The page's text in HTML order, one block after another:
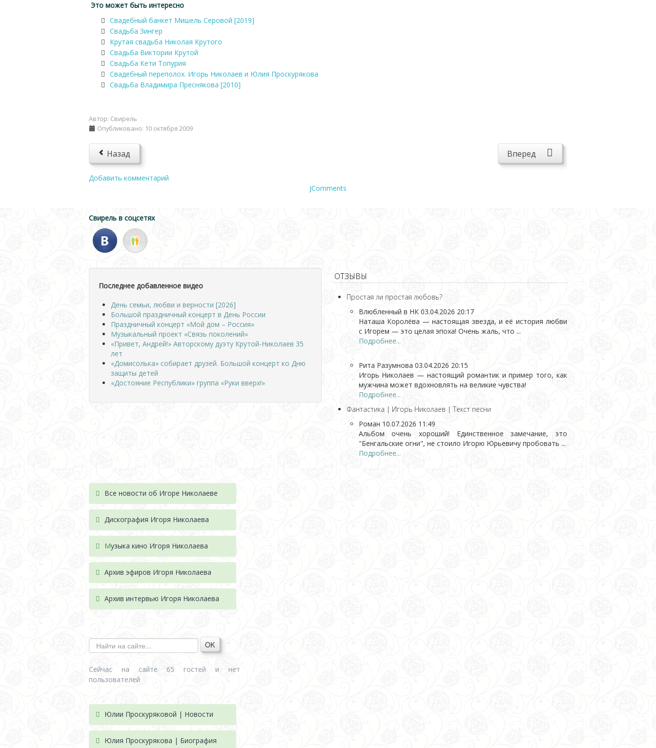
Это может быть интересно
Свадебный банкет Мишель Серовой [2019]
Свадьба Зингер
Крутая свадьба Николая Крутого
Свадьба Виктории Крутой
Свадьба Кети Топурия
Свадебный переполох. Игорь Николаев и Юлия Проскурякова
Свадьба Владимира Преснякова [2010]
Автор: Свирель
Опубликовано: 10 октября 2009
Назад Вперед
Добавить комментарий
JComments
Свирель в соцсетях
Последнее добавленное видео
День семьи, любви и верности [2026]
Большой праздничный концерт в День России
Праздничный концерт «Мой дом – Россия»
Музыкальный проект «Связь поколений»
«Привет, Андрей!» Авторскому дуэту Крутой-Николаев 35
лет
«Домисолька» собирает друзей. Большой концерт ко Дню
защиты детей
«Достояние Республики» группа «Руки вверх!»
ОТЗЫВЫ
Простая ли простая любовь?
Влюбленный в НК 03.04.2026 20:17
Наташа Королёва — настоящая звезда, и её история любви
с Игорем — это целая эпоха! Очень жаль, что ...
Подробнее...
Рита Разумнова 03.04.2026 20:15
Игорь Николаев — настоящий романтик и пример того, как
мужчина может вдохновлять на великие чувства!
Подробнее...
Фантастика | Игорь Николаев | Текст песни
Роман 10.07.2026 11:49
Альбом очень хороший! Единственное замечание, это
"Бенгальские огни", не стоило Игорю Юрьевичу пробовать ...
Подробнее...
Все новости об Игоре Николаеве
Дискография Игоря Николаева
Музыка кино Игоря Николаева
Архив эфиров Игоря Николаева
Архив интервью Игоря Николаева
OK
Сейчас на сайте 65 гостей и нет
пользователей
Юлии Проскуряковой | Новости
Юлия Проскурякова | Биография